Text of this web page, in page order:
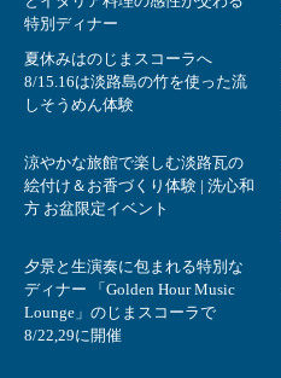
特別ディナー
夏休みはのじまスコーラへ
8/15.16は淡路島の竹を使った流
しそうめん体験
涼やかな旅館で楽しむ淡路瓦の
絵付け＆お香づくり体験 | 洗心和
方 お盆限定イベント
夕景と生演奏に包まれる特別な
ディナー 「Golden Hour Music
Lounge」のじまスコーラで
8/22,29に開催